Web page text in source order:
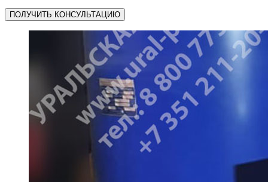
ПОЛУЧИТЬ КОНСУЛЬТАЦИЮ